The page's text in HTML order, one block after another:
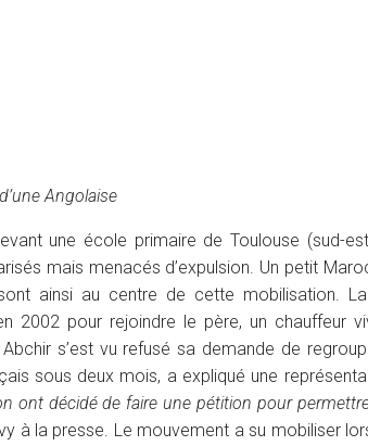
Angolaise
une école primaire de Toulouse (sud-
mais menacés d’expulsion. Un petit
ainsi au centre de cette mobilisation.
2002 pour rejoindre le père, un chauffeur
s’est vu refusé sa demande de
sous deux mois, a expliqué une
ont décidé de faire une pétition pour
à la presse. Le mouvement a su mobiliser